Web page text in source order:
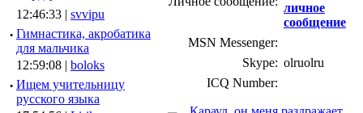
12:46:33 | svvipu
· Гимнастика, акробатика
для мальчика
12:59:08 | boloks
· Ищем учительницу
русского языка
MSN Messenger:
Skype: olruolru
ICQ Number: